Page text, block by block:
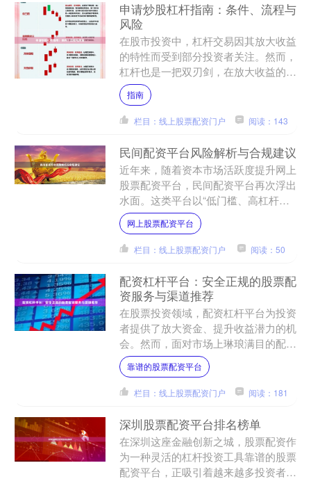
申请炒股杠杆指南：条件、流程与
风险
在股市投资中，杠杆交易因其放大收益
的特性而受到部分投资者关注。然而，
杠杆也是一把双刃剑，在放大收益的同
时也会放大风险。本文将从条件、流程
与风险三个维度，为您全面....
指南
栏目：线上股票配资门户 阅读：143
民间配资平台风险解析与合规建议
近年来，随着资本市场活跃度提升网上
股票配资平台，民间配资平台再次浮出
水面。这类平台以“低门槛、高杠杆、
快速到账”为卖点，吸引了不少缺乏资
金或希望放大收益的投资者....
网上股票配资平台
栏目：线上股票配资门户 阅读：50
配资杠杆平台：安全正规的股票配
资服务与渠道推荐
在股票投资领域，配资杠杆平台为投资
者提供了放大资金、提升收益潜力的机
会。然而，面对市场上琳琅满目的配资
服务靠谱的股票配资平台，如何选择安
全正规的渠道，成为投资者....
靠谱的股票配资平台
栏目：线上股票配资门户 阅读：181
深圳股票配资平台排名榜单
在深圳这座金融创新之城，股票配资作
为一种灵活的杠杆投资工具靠谱的股票
配资平台，正吸引着越来越多投资者的